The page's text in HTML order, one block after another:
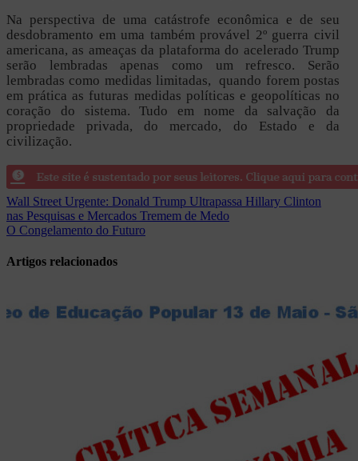
Na perspectiva de uma catástrofe econômica e de seu
desdobramento em uma também provável 2º guerra civil
americana, as ameaças da plataforma do acelerado Trump
serão lembradas apenas como um refresco. Serão
lembradas como medidas limitadas, quando forem postas
em prática as futuras medidas políticas e geopolíticas no
coração do sistema. Tudo em nome da salvação da
propriedade privada, do mercado, do Estado e da
civilização.
Navegação
de
Wall Street Urgente: Donald Trump Ultrapassa Hillary Clinton
nas Pesquisas e Mercados Tremem de Medo
O Congelamento do Futuro
Artigos relacionados